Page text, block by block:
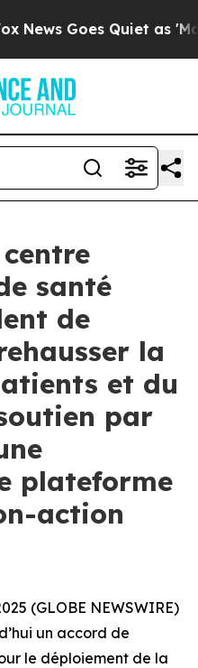
Goes Quiet as 'Maga
santé
de
la
et du
par
plateforme
action
(GLOBE NEWSWIRE)
un accord de
le déploiement de la